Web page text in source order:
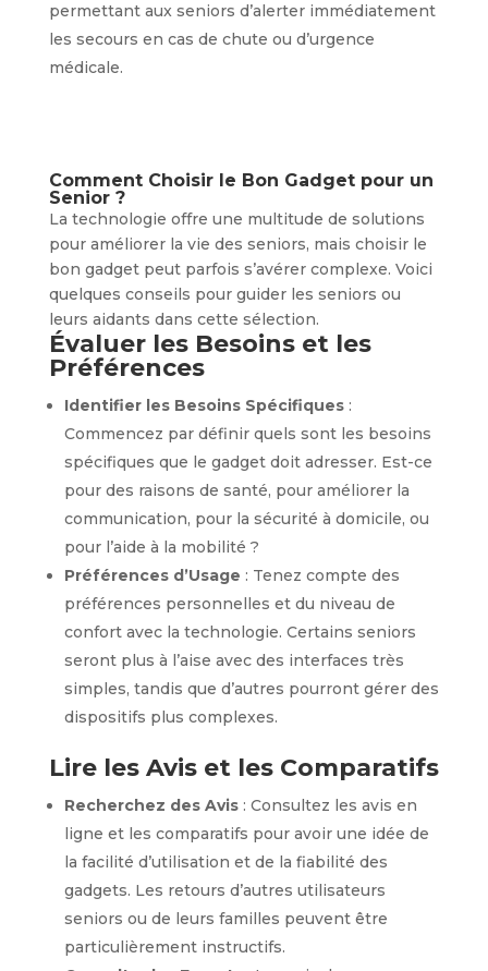
permettant aux seniors d’alerter immédiatement
les secours en cas de chute ou d’urgence
médicale.
Comment Choisir le Bon Gadget pour un
Senior ?
La technologie offre une multitude de solutions
pour améliorer la vie des seniors, mais choisir le
bon gadget peut parfois s’avérer complexe. Voici
quelques conseils pour guider les seniors ou
leurs aidants dans cette sélection.
Évaluer les Besoins et les
Préférences
Identifier les Besoins Spécifiques:
Commencez par définir quels sont les besoins
spécifiques que le gadget doit adresser. Est-ce
pour des raisons de santé, pour améliorer la
communication, pour la sécurité à domicile, ou
pour l’aide à la mobilité ?
Préférences d’Usage : Tenez compte des
préférences personnelles et du niveau de
confort avec la technologie. Certains seniors
seront plus à l’aise avec des interfaces très
simples, tandis que d’autres pourront gérer des
dispositifs plus complexes.
Lire les Avis et les Comparatifs
Recherchez des Avis: Consultez les avis en
ligne et les comparatifs pour avoir une idée de
la facilité d’utilisation et de la fiabilité des
gadgets. Les retours d’autres utilisateurs
seniors ou de leurs familles peuvent être
particulièrement instructifs.